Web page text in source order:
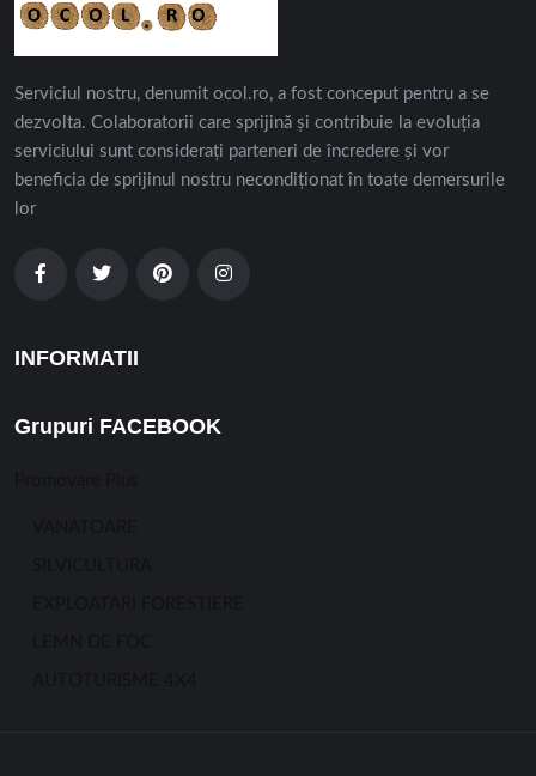
Serviciul nostru, denumit ocol.ro, a fost conceput pentru a se
dezvolta. Colaboratorii care sprijină și contribuie la evoluția
serviciului sunt considerați parteneri de încredere și vor
beneficia de sprijinul nostru necondiționat în toate demersurile
lor
INFORMATII
Grupuri FACEBOOK